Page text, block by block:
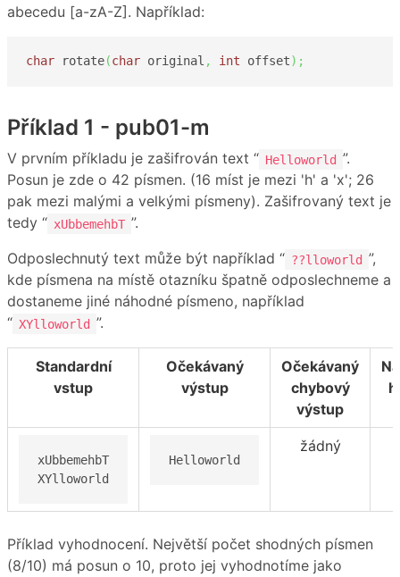
abecedu [a-zA-Z]. Například:
char rotate(char original , int offset) ;
Příklad 1 - pub01-m
V prvním příkladu je zašifrován text “ Helloworld ”.
Posun je zde o 42 písmen. (16 míst je mezi 'h' a 'x'; 26
pak mezi malými a velkými písmeny). Zašifrovaný text je
tedy “ xUbbemehbT ”.
Odposlechnutý text může být například “ ??lloworld ”,
kde písmena na místě otazníku špatně odposlechneme a
dostaneme jiné náhodné písmeno, například
“ XYlloworld ”.
Standardní
vstup
Očekávaný
výstup
Očekávaný
chybový
výstup
xUbbemehbT
XYlloworld
Helloworld
žádný
Příklad vyhodnocení. Největší počet shodných písmen
(8/10) má posun o 10, proto jej vyhodnotíme jako